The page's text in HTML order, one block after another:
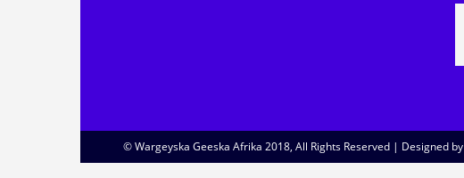
© Wargeyska Geeska Afrika 2018, All Rights Reserved | Designed by